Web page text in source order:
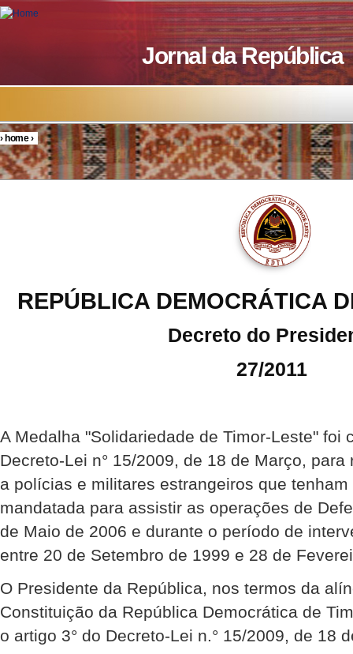
Skip to main content
Jornal da República
You are here
›home›
REPÚBLICA DEMOCRÁTICA
Decreto do
27/2011
A Medalha "Solidariedade de Timor-Leste" foi
Decreto-Lei n° 15/2009, de 18 de Março,
a polícias e militares estrangeiros que
mandatada para assistir as operações de
de Maio de 2006 e durante o período de
entre 20 de Setembro de 1999 e 28 de
O Presidente da República, nos termos da
Constituição da República Democrática de
o artigo 3° do Decreto-Lei n.° 15/2009, de 18